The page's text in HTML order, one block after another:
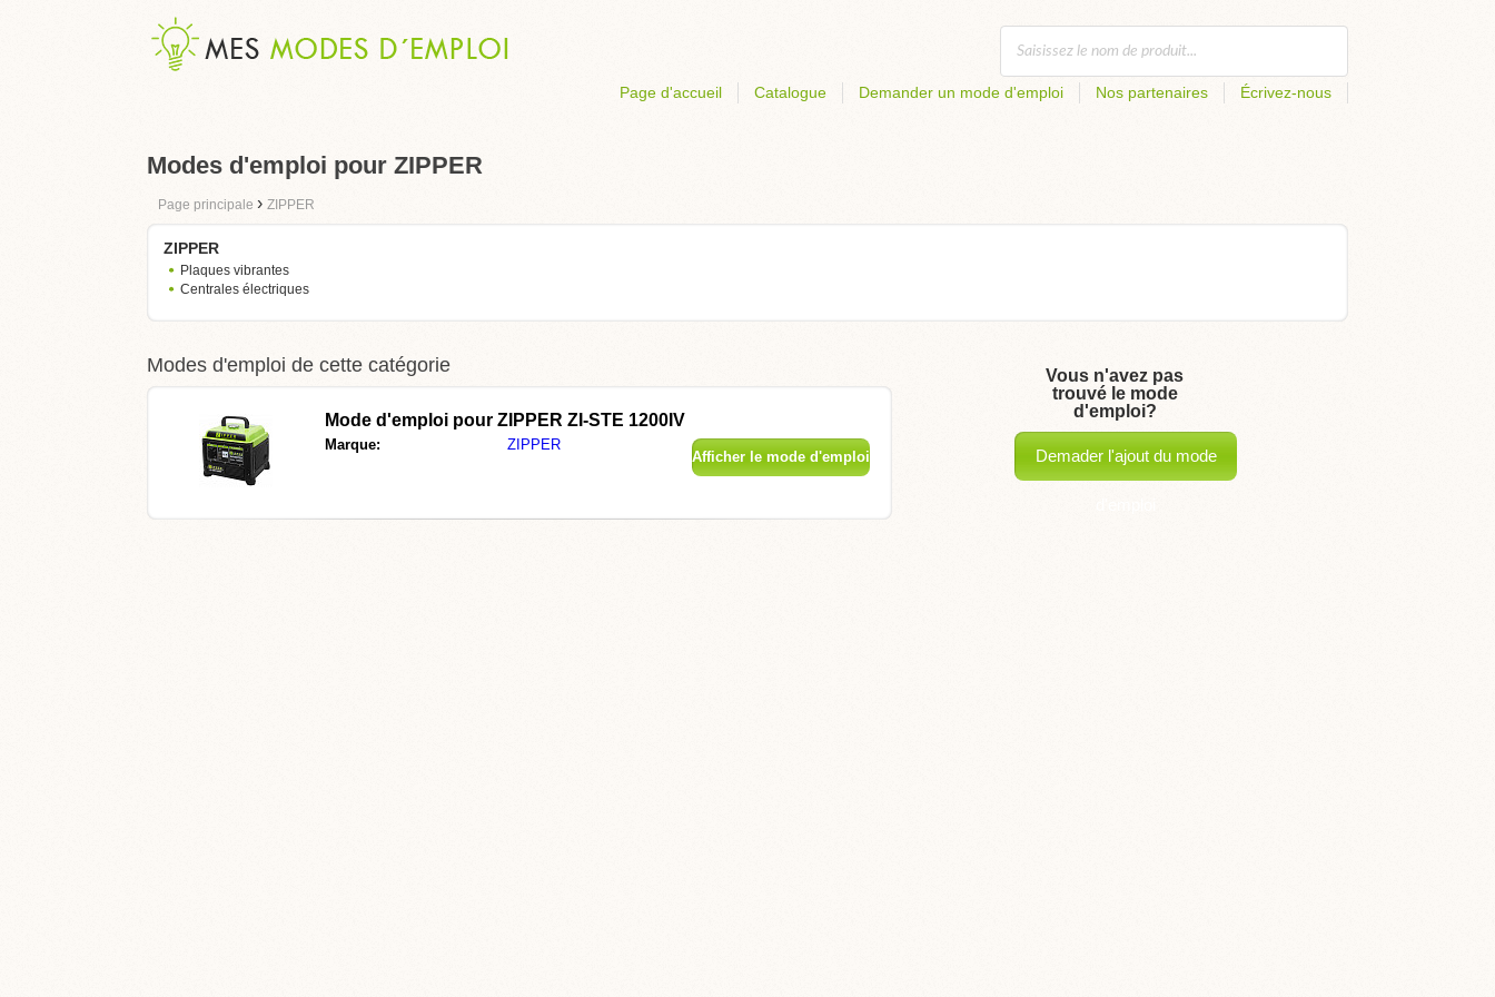
Page d'accueil Catalogue Demander un mode d'emploi Nos partenaires Écrivez-nous
Modes d'emploi pour ZIPPER
Page principale › ZIPPER
ZIPPER
Plaques vibrantes
Centrales électriques
Modes d'emploi de cette catégorie
Mode d'emploi pour ZIPPER ZI-STE 1200IV
Marque: ZIPPER
Afficher le mode d'emploi
Vous n'avez pas
trouvé le mode
d'emploi?
Demader l'ajout du mode